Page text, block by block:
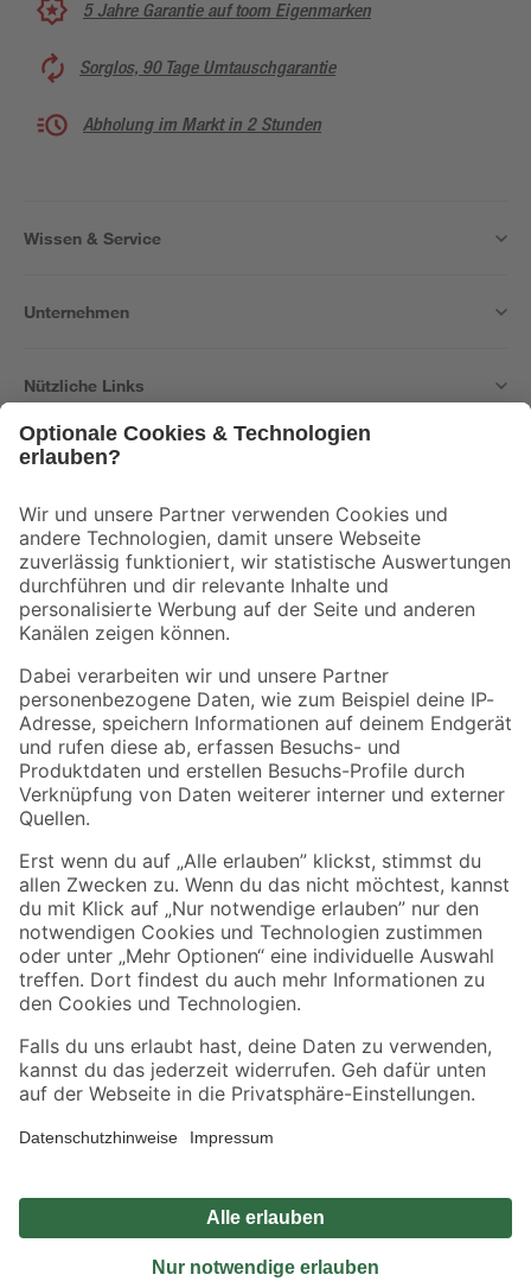
5 Jahre Garantie auf toom Eigenmarken
Sorglos, 90 Tage Umtauschgarantie
Abholung im Markt in 2 Stunden
Wissen & Service
Unternehmen
Nützliche Links
Der toom Newsletter: Keine Angebote und Aktionen mehr verpassen!
Zur Newsletter Anmeldung
Folge uns
Zahlungsarten Versandarten
Sicher einkaufen
Jetzt die toom-App herunterladen
Alle Preisangaben in EUR inkl. gesetzl. MwSt.. Die dargestellten Angebote sind unter
Umständen nicht in allen Märkten verfügbar. Die angegebenen Verfügbarkeiten beziehen
Produkte nur solange der Vorrat reicht.
*Paketversand ab 59 € versandkostenfrei, gilt nicht für Artikel mit Speditionsversand, hier
Privatsphäre Impressum
Nutzungsbedingungen
Widerrufsrecht
Vertrag widerrufen